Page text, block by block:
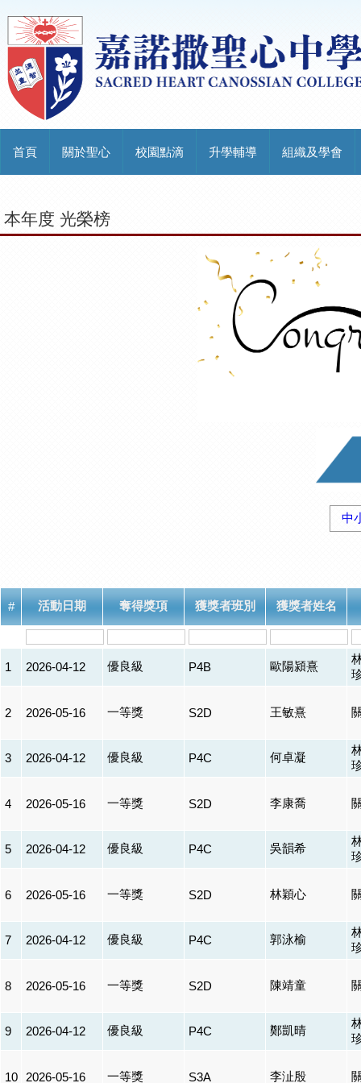
首頁 關於聖心 校園點滴 升學輔導 組織及學會
本年度 光榮榜
中
# 活動日期 奪得獎項 獲獎者班別 獲獎者姓名
1 2026-04-12 優良級 P4B 歐陽潁熹
2 2026-05-16 一等獎 S2D 王敏熹
3 2026-04-12 優良級 P4C 何卓凝
4 2026-05-16 一等獎 S2D 李康喬
5 2026-04-12 優良級 P4C 吳韻希
6 2026-05-16 一等獎 S2D 林穎心
7 2026-04-12 優良級 P4C 郭泳榆
8 2026-05-16 一等獎 S2D 陳靖童
9 2026-04-12 優良級 P4C 鄭凱晴
10 2026-05-16 一等獎 S3A 李沚殷